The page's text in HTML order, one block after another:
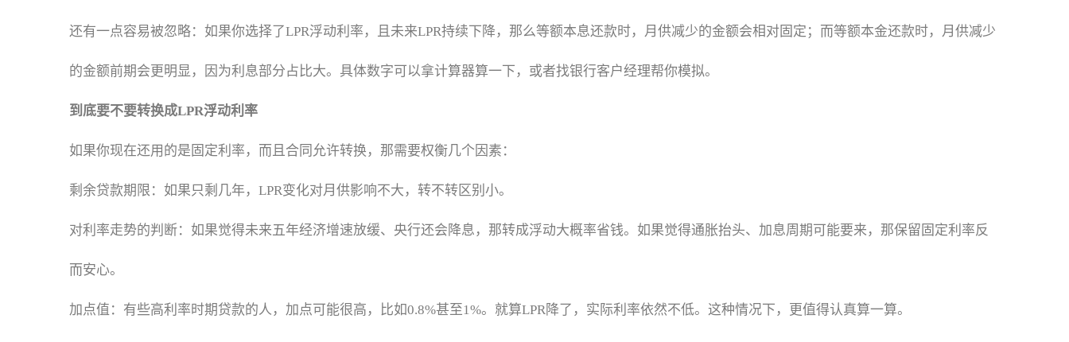
还有一点容易被忽略：如果你选择了LPR浮动利率，且未来LPR持续下降，那么等额本息还款时，月供减少的金额会相对固定；而等额本金还款时，月供减少
的金额前期会更明显，因为利息部分占比大。具体数字可以拿计算器算一下，或者找银行客户经理帮你模拟。
到底要不要转换成LPR浮动利率
如果你现在还用的是固定利率，而且合同允许转换，那需要权衡几个因素：
剩余贷款期限：如果只剩几年，LPR变化对月供影响不大，转不转区别小。
对利率走势的判断：如果觉得未来五年经济增速放缓、央行还会降息，那转成浮动大概率省钱。如果觉得通胀抬头、加息周期可能要来，那保留固定利率反
而安心。
加点值：有些高利率时期贷款的人，加点可能很高，比如0.8%甚至1%。就算LPR降了，实际利率依然不低。这种情况下，更值得认真算一算。